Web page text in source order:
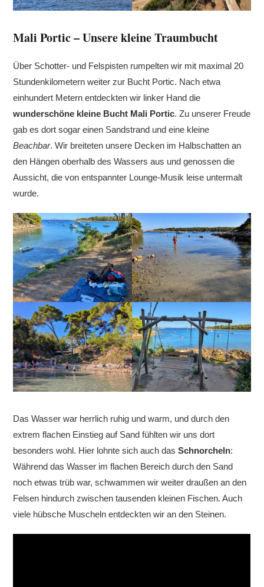
Mali Portic – Unsere kleine Traumbucht
Über Schotter- und Felspisten rumpelten wir mit maximal 20
Stundenkilometern weiter zur Bucht Portic. Nach etwa
einhundert Metern entdeckten wir linker Hand die
wunderschöne kleine Bucht Mali Portic. Zu unserer Freude
gab es dort sogar einen Sandstrand und eine kleine
Beachbar. Wir breiteten unsere Decken im Halbschatten an
den Hängen oberhalb des Wassers aus und genossen die
Aussicht, die von entspannter Lounge-Musik leise untermalt
wurde.
Das Wasser war herrlich ruhig und warm, und durch den
extrem flachen Einstieg auf Sand fühlten wir uns dort
besonders wohl. Hier lohnte sich auch dasSchnorcheln:
Während das Wasser im flachen Bereich durch den Sand
noch etwas trüb war, schwammen wir weiter draußen an den
Felsen hindurch zwischen tausenden kleinen Fischen. Auch
viele hübsche Muscheln entdeckten wir an den Steinen.